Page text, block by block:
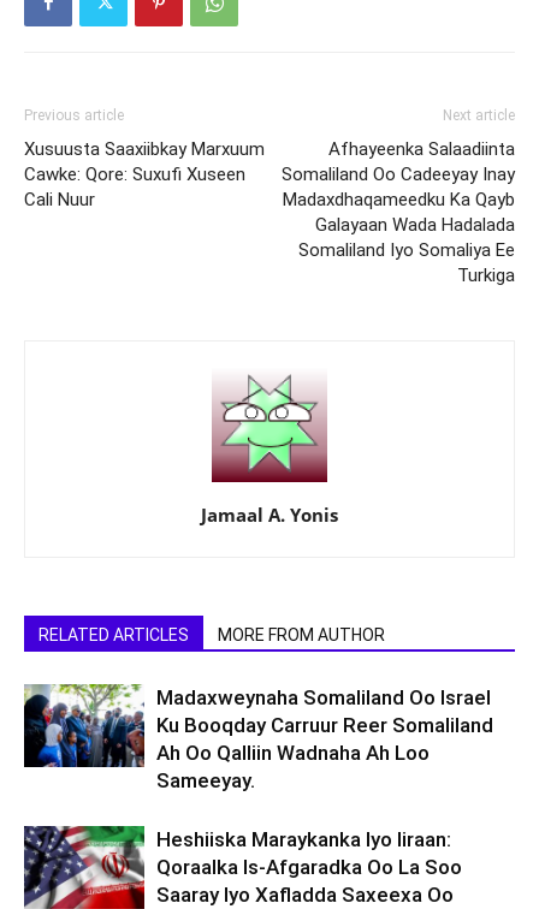
Previous article
Xusuusta Saaxiibkay Marxuum
Cawke: Qore: Suxufi Xuseen
Cali Nuur
Next article
Afhayeenka Salaadiinta
Somaliland Oo Cadeeyay Inay
Madaxdhaqameedku Ka Qayb
Galayaan Wada Hadalada
Somaliland Iyo Somaliya Ee
Turkiga
Jamaal A. Yonis
RELATED ARTICLES MORE FROM AUTHOR
Madaxweynaha Somaliland Oo Israel
Ku Booqday Carruur Reer Somaliland
Ah Oo Qalliin Wadnaha Ah Loo
Sameeyay.
Heshiiska Maraykanka Iyo Iiraan:
Qoraalka Is-Afgaradka Oo La Soo
Saaray Iyo Xafladda Saxeexa Oo